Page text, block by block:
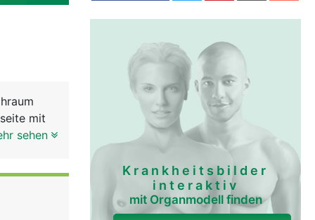
mit
nach
sehen
Krankheitsbilder
interaktiv
mit Organmodell finden